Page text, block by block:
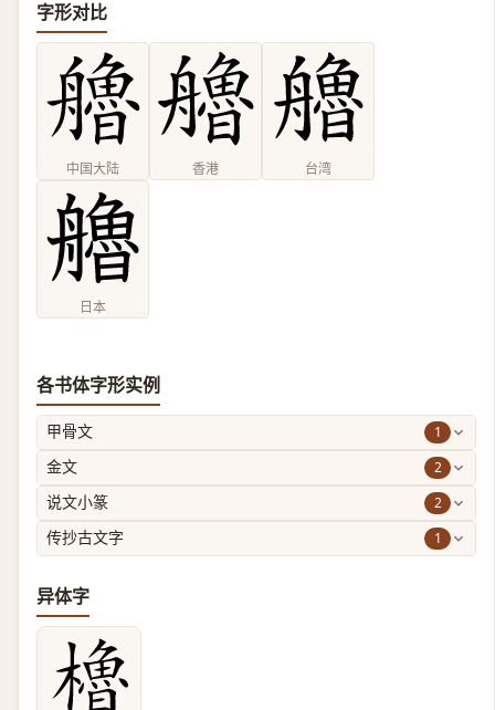
字形对比
中国大陆 香港 台湾
日本
各书体字形实例
甲骨文 1
金文 2
说文小篆 2
传抄古文字 1
异体字